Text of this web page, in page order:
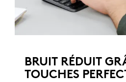
BRUIT RÉDUIT
TOUCHES